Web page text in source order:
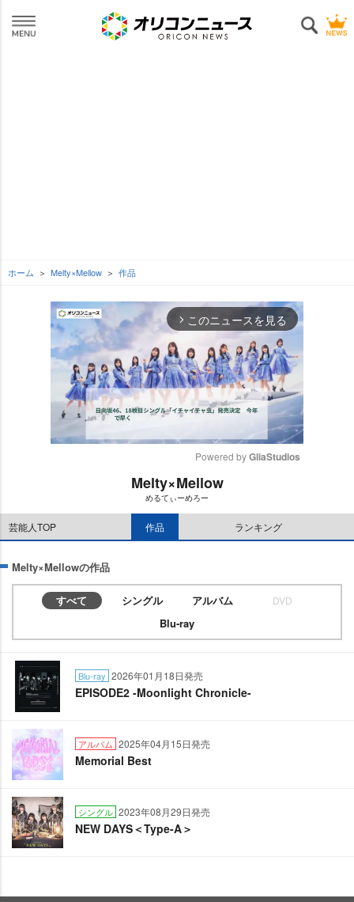
ホーム Melty×Mellow 作品
arrow_forward_ios このニュースを見る
e
Powered by GliaStudios
Melty×Mellow
めるてぃーめろー
芸能人TOP 作品 ランキング
Melty×Mellowの作品
すべて シングル アルバム DVD
Blu-ray
Blu-ray 2026年01月18日発売
EPISODE2 -Moonlight Chronicle-
アルバム 2025年04月15日発売
Memorial Best
シングル 2023年08月29日発売
NEW DAYS＜Type-A＞